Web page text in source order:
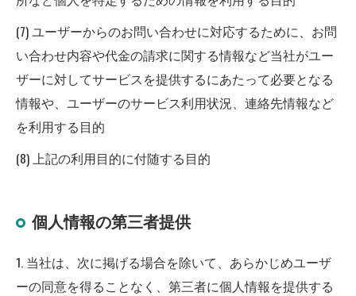
(7) ユーザーからのお問い合わせに対応するために、お問
い合わせ内容や代金の請求に関する情報など当社がユー
ザーに対してサービスを提供するにあたって必要となる
情報や、ユーザーのサービス利用状況、連絡先情報など
を利用する目的
(8) 上記の利用目的に付随する目的
個人情報の第三者提供
1. 当社は、次に掲げる場合を除いて、あらかじめユーザ
ーの同意を得ることなく、第三者に個人情報を提供する